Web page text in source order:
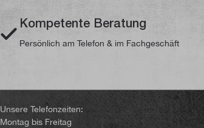
Kompetente Beratung
Persönlich am Telefon & im Fachgeschäft
Unsere Telefonzeiten:
Montag bis Freitag